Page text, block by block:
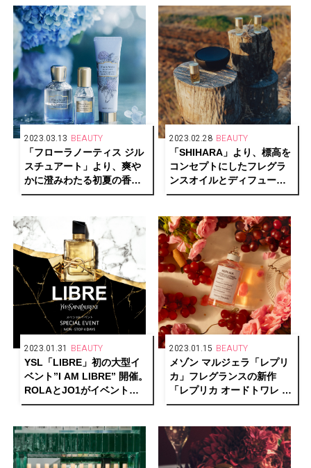
2023.03.13 BEAUTY
「フローラノーティス ジル
スチュアート」より、爽や
かに澄みわたる初夏の香り
のブルーハイドレンジアの
2023.02.28 BEAUTY
「SHIHARA」より、標高を
コンセプトにしたフレグラ
ンスオイルとディフューザ
ーが発売中
2023.01.31 BEAUTY
YSL「LIBRE」初の大型イ
ベント”I AM LIBRE” 開催。
ROLAとJO1がイベントナ
ビゲーターに決定！
2023.01.15 BEAUTY
メゾン マルジェラ「レプリ
カ」フレグランスの新作
「レプリカ オードトワレ オ
ン ア デート」は夕暮れのエ
させる香り